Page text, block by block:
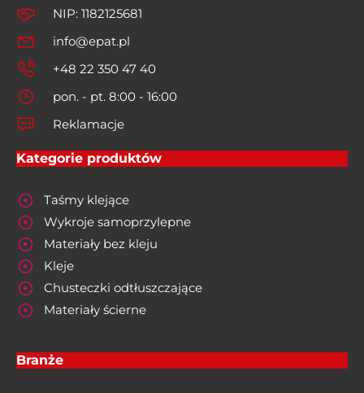
NIP: 1182125681
info@epat.pl
+48 22 350 47 40
pon. - pt. 8:00 - 16:00
Reklamacje
Kategorie produktów
Taśmy klejące
Wykroje samoprzylepne
Materiały bez kleju
Kleje
Chusteczki odtłuszczające
Materiały ścierne
Branże